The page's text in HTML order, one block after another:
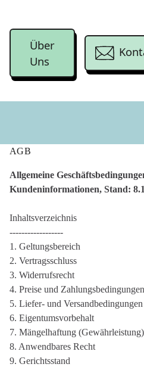
Über
Uns
AGB
Allgemeine
Kundeninformationen, Stand:
Inhaltsverzeichnis
------------------
1. Geltungsbereich
2. Vertragsschluss
3. Widerrufsrecht
4. Preise und Zahlungsbedingungen
5. Liefer- und Versandbedingungen
6. Eigentumsvorbehalt
7. Mängelhaftung (Gewährleistung)
8. Anwendbares Recht
9. Gerichtsstand